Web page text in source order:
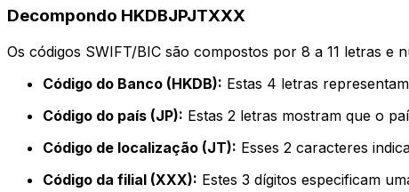
Decompondo HKDBJPJTXXX
Os códigos SWIFT/BIC são compostos por 8 a 11 letras
Código do Banco (HKDB): Estas 4 letras
Código do país (JP): Estas 2 letras mostram que o
Código de localização (JT): Esses 2 caracteres
Código da filial (XXX): Estes 3 dígitos especificam